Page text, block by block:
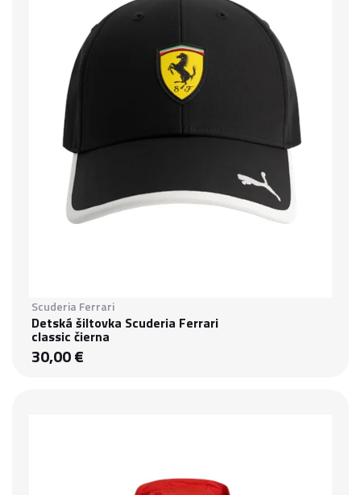
Scuderia Ferrari
Detská šiltovka Scuderia Ferrari
classic čierna
30,00 €